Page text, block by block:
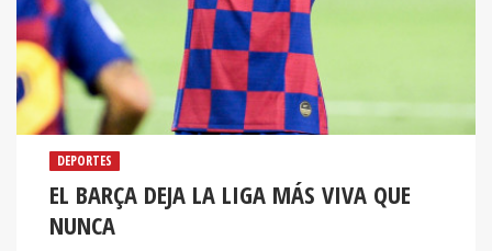
DEPORTES
EL BARÇA DEJA LA LIGA MÁS VIVA QUE
NUNCA